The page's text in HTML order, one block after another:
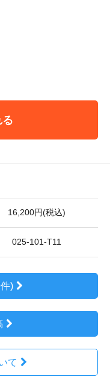
16,200円(税込)
025-101-T11
)
て